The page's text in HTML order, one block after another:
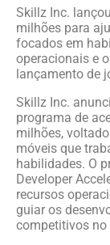
Skillz Inc.
milhões para
focados em
operacionais e
lançamento de
Skillz Inc.
programa de
milhões,
móveis que
habilidades. O
Developer
recursos
guiar os
competitivos no